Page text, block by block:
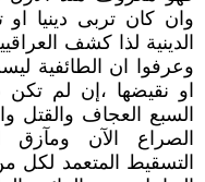
وان كان تربى دينيا
الدينية لذا كشف
وعرفوا ان الطائفية
او نقيضها ،إن لم تكن
السبع العجاف والقتل
الصراع الآن ومآزق
التسقيط المتعمد لكل